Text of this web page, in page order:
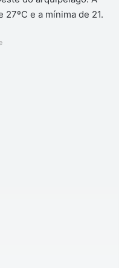
e a mínima de 21.